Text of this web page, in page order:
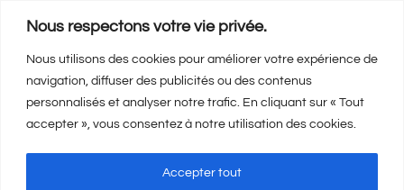
Nous respectons votre vie privée.
Nous utilisons des cookies pour améliorer votre expérience de
navigation, diffuser des publicités ou des contenus
personnalisés et analyser notre trafic. En cliquant sur « Tout
accepter », vous consentez à notre utilisation des cookies.
Accepter tout
FRANCE entière
Ajouter au panier
Détails
Ajouter au panier
Détails